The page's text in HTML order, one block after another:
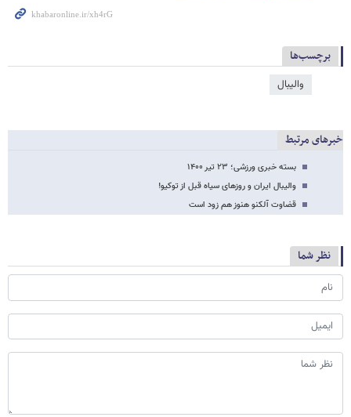
برچسب‌ها
والیبال
خبرهای مرتبط
بسته خبری ورزشی؛ ۲۳ تیر ۱۴۰۰
والیبال ایران و روزهای سیاه قبل از توکیو!
قضاوت آلکنو هنوز هم زود است
نظر شما